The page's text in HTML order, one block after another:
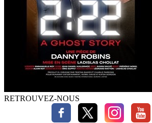
RETROUVEZ-NOUS